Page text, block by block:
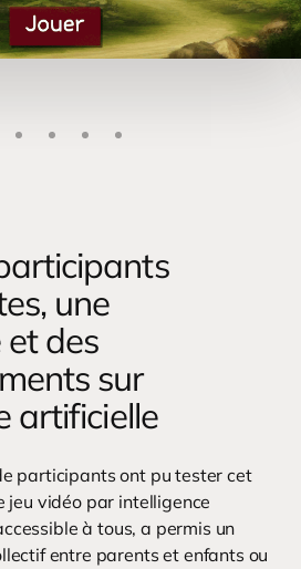
une
des
sur
artificielle
participants ont pu tester cet
jeu vidéo par intelligence
à tous, a permis un
entre parents et enfants ou